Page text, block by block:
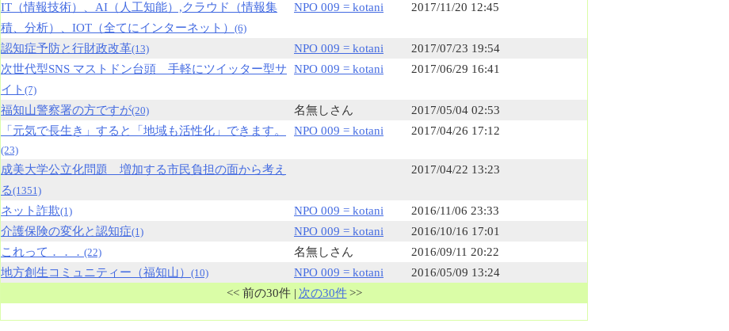
IT（情報技術）、AI（人工知能）,クラウド（情報集
積、分析）、IOT（全てにインターネット） (6)
NPO 009 = kotani 2017/11/20 12:45
認知症予防と行財政改革(13) NPO 009 = kotani
2017/07/23 19:54
次世代型SNS マストドン台頭 手軽にツイッター型サ
イト (7)
NPO 009 = kotani 2017/06/29 16:41
福知山警察署の方ですが(20) 名無しさん
2017/05/04 02:53
「元気で長生き」すると「地域も活性化」できます。
(23)
NPO 009 = kotani 2017/04/26 17:12
成美大学公立化問題 増加する市民負担の面から考え
る(1351)
2017/04/22 13:23
ネット詐欺(1) NPO 009 = kotani
2016/11/06 23:33
介護保険の変化と認知症(1) NPO 009 = kotani
2016/10/16 17:01
これって．．． (22) 名無しさん
2016/09/11 20:22
地方創生コミュニティー（福知山） (10) NPO 009 = kotani
2016/05/09 13:24
<< 前の30件 | 次の30件 >>